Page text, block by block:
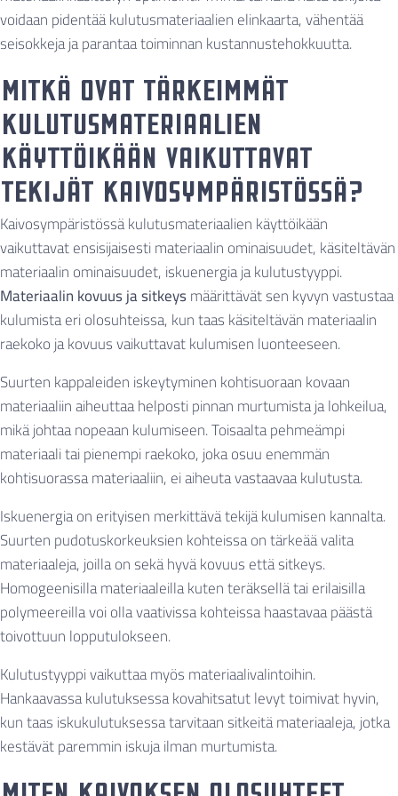
voidaan pidentää kulutusmateriaalien elinkaarta, vähentää
seisokkeja ja parantaa toiminnan kustannustehokkuutta.
Mitkä ovat tärkeimmät
kulutusmateriaalien
käyttöikään vaikuttavat
tekijät kaivosympäristössä?
Kaivosympäristössä kulutusmateriaalien käyttöikään
vaikuttavat ensisijaisesti materiaalin ominaisuudet, käsiteltävän
materiaalin ominaisuudet, iskuenergia ja kulutustyyppi.
Materiaalin kovuus ja sitkeysmäärittävät sen kyvyn vastustaa
kulumista eri olosuhteissa, kun taas käsiteltävän materiaalin
raekoko ja kovuus vaikuttavat kulumisen luonteeseen.
Suurten kappaleiden iskeytyminen kohtisuoraan kovaan
materiaaliin aiheuttaa helposti pinnan murtumista ja lohkeilua,
mikä johtaa nopeaan kulumiseen. Toisaalta pehmeämpi
materiaali tai pienempi raekoko, joka osuu enemmän
kohtisuorassa materiaaliin, ei aiheuta vastaavaa kulutusta.
Iskuenergia on erityisen merkittävä tekijä kulumisen kannalta.
Suurten pudotuskorkeuksien kohteissa on tärkeää valita
materiaaleja, joilla on sekä hyvä kovuus että sitkeys.
Homogeenisilla materiaaleilla kuten teräksellä tai erilaisilla
polymeereilla voi olla vaativissa kohteissa haastavaa päästä
toivottuun lopputulokseen.
Kulutustyyppi vaikuttaa myös materiaalivalintoihin.
Hankaavassa kulutuksessa kovahitsatut levyt toimivat hyvin,
kun taas iskukulutuksessa tarvitaan sitkeitä materiaaleja, jotka
kestävät paremmin iskuja ilman murtumista.